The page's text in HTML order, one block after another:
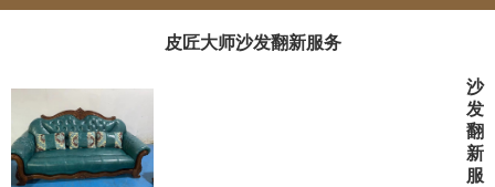
皮匠大师沙发翻新服务
沙
发
翻
新
服